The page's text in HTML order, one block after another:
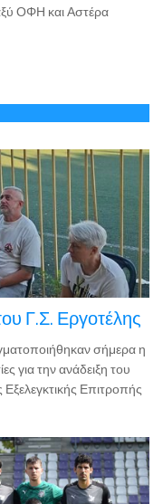
ΟΦΗ και Αστέρα
Γ.Σ. Εργοτέλης
σήμερα η
για την ανάδειξη του
Εξελεγκτικής Επιτροπής